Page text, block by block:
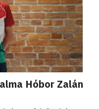
Hóbor Zalán